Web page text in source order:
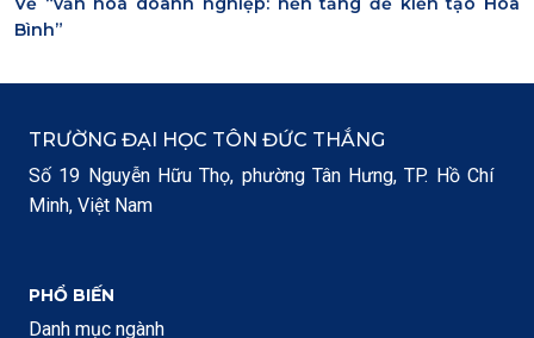
Bình”
TRƯỜNG ĐẠI HỌC TÔN ĐỨC THẮNG
Số 19 Nguyễn Hữu Thọ, phường Tân Hưng, TP. Hồ Chí
Minh, Việt Nam
PHỔ BIẾN
Danh mục ngành